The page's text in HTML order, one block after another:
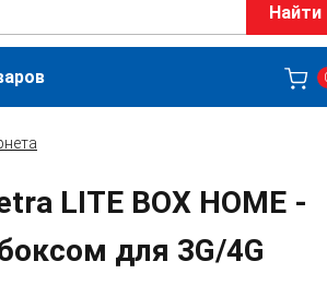
Найти
LITE BOX HOME -
для 3G/4G